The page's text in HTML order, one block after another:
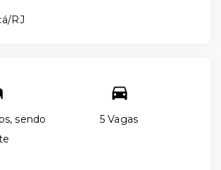
RJ
sendo
5 Vagas